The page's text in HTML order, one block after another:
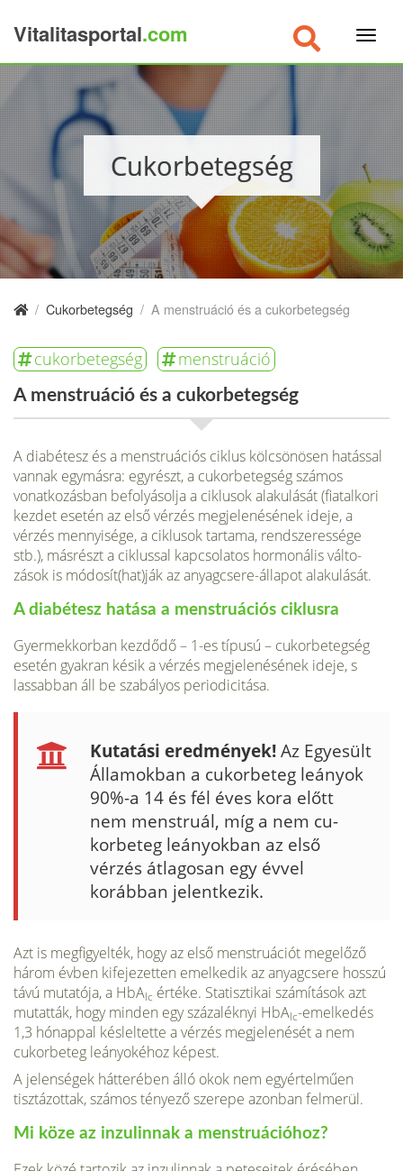
Vitalitasportal.com
Cukorbetegség
/ Cukorbetegség / A menstruáció és a cukorbetegség
cukorbetegség menstruáció
A menstruáció és a cukorbetegség
A diabétesz és a menstruációs ciklus kölcsönösen hatás­sal
vannak egymásra: egyrészt, a cukorbetegség számos
vonatkozásban befolyásolja a ciklusok alakulását (fiatal­kori
kezdet esetén az első vérzés megjelenésének ideje, a
vérzés mennyisége, a ciklusok tartama, rendszeressége
stb.), másrészt a ciklussal kapcsolatos hormonális válto­
zások is módosít(hat)ják az anyagcsere-állapot alaku­lását.
A diabétesz hatása a menstruációs ciklusra
Gyermekkorban kezdődő – 1-es típusú – cukorbe­tegség
esetén gyakran késik a vérzés megjelenésé­nek ideje, s
lassabban áll be szabályos periodicitása.
Kutatási eredmények!Az Egyesült
Államokban a cukorbeteg leányok
90%-a 14 és fél éves kora előtt
nem menstruál, míg a nem cu­
korbeteg leányokban az első
vérzés átlagosan egy évvel
korábban jelentkezik.
Azt is megfigyelték, hogy az első menstruációt megelőző
három évben kifejezetten emelkedik az anyag­csere hosszú
távú mutatója, a HbAlc értéke. Statisztikai számítások azt
mutatták, hogy minden egy százaléknyi HbAlc-emelkedés
1,3 hónappal késleltette a vérzés meg­jelenését a nem
cukorbeteg leányokéhoz képest.
A jelenségek hátterében álló okok nem egyértelmű­en
tisztázottak, számos tényező szerepe azonban fel­merül.
Mi köze az inzulinnak a menstruációhoz?
×